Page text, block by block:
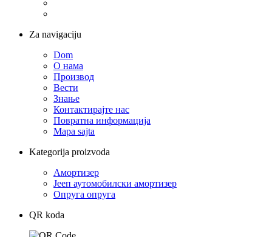
Za navigaciju
Dom
О нама
Производ
Вести
Знање
Контактирајте нас
Повратна информација
Mapa sajta
Kategorija proizvoda
Амортизер
Јееп аутомобилски амортизер
Опруга опруга
QR koda